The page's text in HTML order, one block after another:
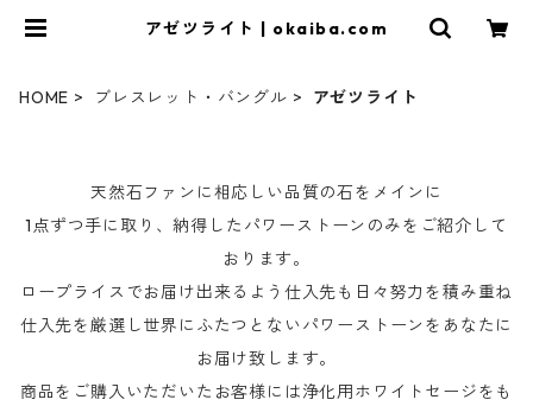
アゼツライト | okaiba.com
HOME ブレスレット・バングル アゼツライト
天然石ファンに相応しい品質の石をメインに
1点ずつ手に取り、納得したパワーストーンのみをご紹介して
おります。
ロープライスでお届け出来るよう仕入先も日々努力を積み重ね
仕入先を厳選し世界にふたつとないパワーストーンをあなたに
お届け致します。
商品をご購入いただいたお客様には浄化用ホワイトセージをも